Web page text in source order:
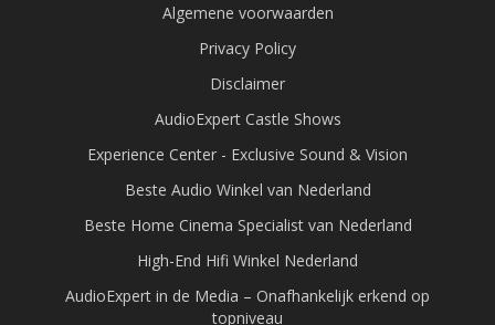
Algemene voorwaarden
Privacy Policy
Disclaimer
AudioExpert Castle Shows
Experience Center - Exclusive Sound & Vision
Beste Audio Winkel van Nederland
Beste Home Cinema Specialist van Nederland
High-End Hifi Winkel Nederland
AudioExpert in de Media – Onafhankelijk erkend op
topniveau